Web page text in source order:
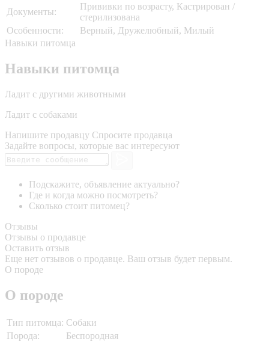
Документы:
Прививки по возрасту, Кастрирован /
стерилизована
Особенности:
Верный, Дружелюбный, Милый
Навыки питомца
Навыки питомца
Ладит с другими животными
Ладит с собаками
Напишите продавцу Спросите продавца
Задайте вопросы, которые вас интересуют
Подскажите, объявление актуально?
Где и когда можно посмотреть?
Сколько стоит питомец?
Отзывы
Отзывы о продавце
Оставить отзыв
Еще нет отзывов о продавце. Ваш отзыв будет первым.
О породе
О породе
Тип питомца: Собаки
Порода:
Беспородная